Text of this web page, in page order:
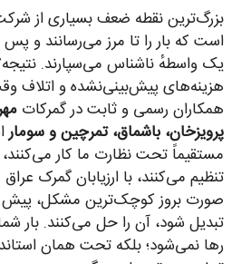
بزرگ‌ترین نقطه ضعف بسیاری از
است که بار را تا مرز می‌رسانند و پس
یک واسطهٔ ناشناس می‌سپارند. نتیجه؟
هزینه‌های پیش‌بینی‌نشده و اتلاف
همکاران رسمی و ثابت در گمرکات
پرویزخان، باشماق، تمرچین و سومار
مستقیماً تحت نظارت ما کار می‌کنند،
تنظیم می‌کنند، با ارزیابان گمرک
صورت بروز کوچک‌ترین مشکل، پیش
تبدیل شود، آن را حل می‌کنند. بار
رها نمی‌شود؛ بلکه تحت همان